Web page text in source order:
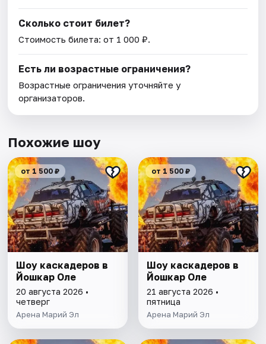
Сколько стоит билет?
Стоимость билета: от 1 000 ₽.
Есть ли возрастные ограничения?
Возрастные ограничения уточняйте у
организаторов.
Похожие шоу
от 1 500 ₽
Шоу каскадеров в
Йошкар Оле
20 августа 2026 •
четверг
Арена Марий Эл
от 1 500 ₽
Шоу каскадеров в
Йошкар Оле
21 августа 2026 •
пятница
Арена Марий Эл